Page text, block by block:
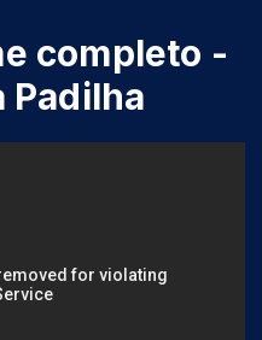
completo -
Padilha